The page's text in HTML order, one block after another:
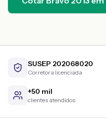
SUSEP 202068020
Corretora licenciada
+50 mil
clientes atendidos